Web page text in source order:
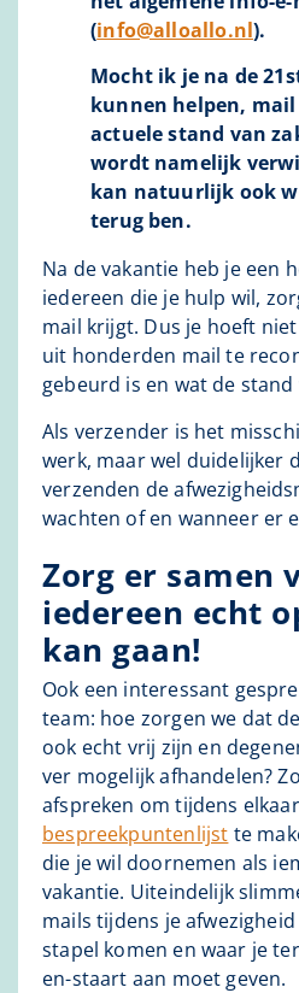
(info@alloallo.nl).
Mocht ik je na de
kunnen helpen, mail
actuele stand van
wordt namelijk
kan natuurlijk ook
terug ben.
Na de vakantie heb je een
iedereen die je hulp wil,
mail krijgt. Dus je hoeft
uit honderden mail te
gebeurd is en wat de stand
Als verzender is het
werk, maar wel duidelijker
verzenden de
wachten of en wanneer er
Zorg er samen
iedereen echt
kan gaan!
Ook een interessant
team: hoe zorgen we dat
ook echt vrij zijn en
ver mogelijk afhandelen?
afspreken om tijdens
bespreekpuntenlijst te
die je wil doornemen als
vakantie. Uiteindelijk
mails tijdens je
stapel komen en waar je
en-staart aan moet geven.